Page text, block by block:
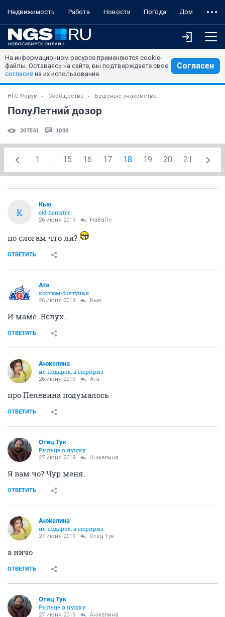
Недвижимость Работа Новости Погода Дом
На информационном ресурсе применяются cookie-
файлы. Оставаясь на сайте, вы подтверждаете свое
согласие на их использование.
Согласен
НГС.Форум Сообщества Бешеные знакомства
ПолуЛетний дозор
207561 1000
1 ... 15 16 17 18 19 20 21
К
Кью
old hamster
26 июня 2019 НаВаПе
по слогам что ли?
ОТВЕТИТЬ
Ага
костюм-болтунья
26 июня 2019 Кью
И маме. Вслух..
ОТВЕТИТЬ
Aнжелина
не подарок, а сюрприз
26 июня 2019 Ага
про Пелевина подумалось
ОТВЕТИТЬ
Отец Тук
Рыльце в пушку
27 июня 2019 Aнжелина
Я вам чо? Чур меня.
ОТВЕТИТЬ
Aнжелина
не подарок, а сюрприз
27 июня 2019 Отец Тук
а ничо
ОТВЕТИТЬ
Отец Тук
Рыльце в пушку
27 июня 2019 Aнжелина